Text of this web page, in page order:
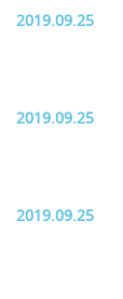
2019.09.25
2019.09.25
2019.09.25